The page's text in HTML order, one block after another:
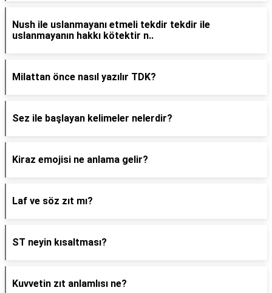
Nush ile uslanmayanı etmeli tekdir tekdir ile
uslanmayanın hakkı kötektir n..
Milattan önce nasıl yazılır TDK?
Sez ile başlayan kelimeler nelerdir?
Kiraz emojisi ne anlama gelir?
Laf ve söz zıt mı?
ST neyin kısaltması?
Kuvvetin zıt anlamlısı ne?